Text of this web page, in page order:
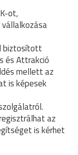
ot,
biztosított
és Attrakció
mellett az
is képesek
az
is kérhet